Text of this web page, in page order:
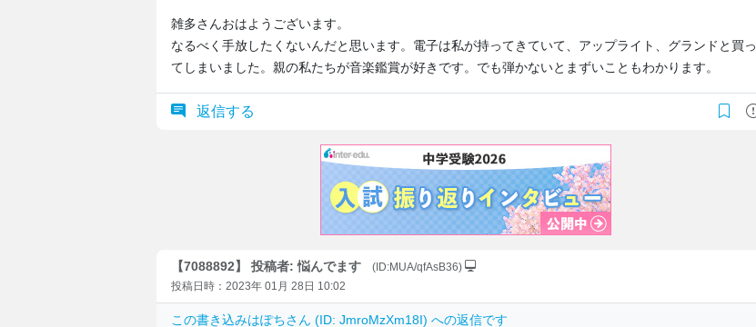
雑多さんおはようございます。
なるべく手放したくないんだと思います。電子は私が持ってきていて、アップライト、グランドと買っ
てしまいました。親の私たちが音楽鑑賞が好きです。でも弾かないとまずいこともわかります。
返信する
【7088892】 投稿者: 悩んでます
(ID:MUA/qfAsB36)
投稿日時：2023年 01月 28日 10:02
この書き込みはぽちさん (ID: JmroMzXm18I) への返信です